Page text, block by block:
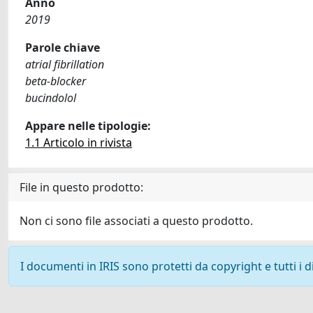
2019
Parole chiave
atrial fibrillation
beta-blocker
bucindolol
Appare nelle tipologie:
1.1 Articolo in rivista
File in questo prodotto:
Non ci sono file associati a questo prodotto.
I documenti in IRIS sono protetti da copyright e tutti i